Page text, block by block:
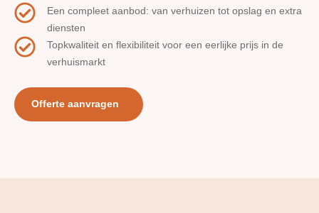
Een compleet aanbod: van verhuizen tot opslag en extra
diensten
Topkwaliteit en flexibiliteit voor een eerlijke prijs in de
verhuismarkt
Offerte aanvragen